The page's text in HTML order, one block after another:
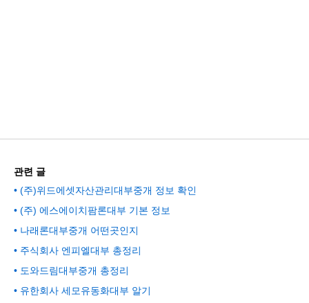
관련 글
(주)위드에셋자산관리대부중개 정보 확인
(주) 에스에이치팜론대부 기본 정보
나래론대부중개 어떤곳인지
주식회사 엔피엘대부 총정리
도와드림대부중개 총정리
유한회사 세모유동화대부 알기